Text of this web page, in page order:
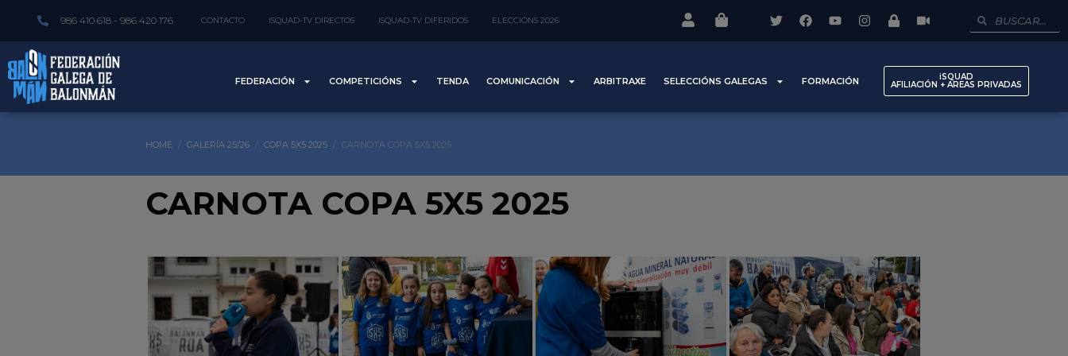
986 410 618 - 986 420 176 CONTACTO ISQUAD-TV DIRECTOS ISQUAD-TV DIFERIDOS ELECCIÓNS 2026
FEDERACIÓN COMPETICIÓNS TENDA COMUNICACIÓN ARBITRAXE SELECCIÓNS GALEGAS FORMACIÓN iSQUAD
AFILIACIÓN + AREAS PRIVADAS
HOME GALERÍA 25/26 COPA 5X5 2025 CARNOTA COPA 5X5 2025
CARNOTA COPA 5X5 2025